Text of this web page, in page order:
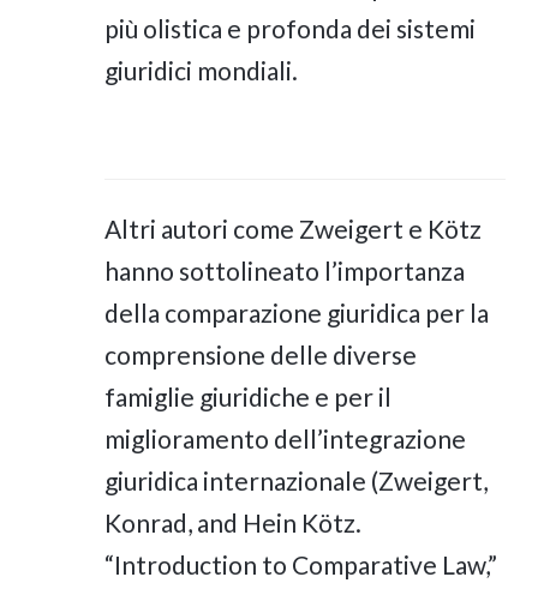
più olistica e profonda dei sistemi
giuridici mondiali.
Altri autori come Zweigert e Kötz
hanno sottolineato l’importanza
della comparazione giuridica per la
comprensione delle diverse
famiglie giuridiche e per il
miglioramento dell’integrazione
giuridica internazionale (Zweigert,
Konrad, and Hein Kötz.
“Introduction to Comparative Law,”